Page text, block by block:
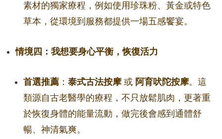
素材的獨家療程，例如使用珍珠粉、黃金或特色
草本，從環境到服務都提供一場五感饗宴。
情境四：我想要身心平衡，恢復活力
首選推薦 ： 泰式古法按摩或 阿育吠陀按摩。這
類源自古老醫學的療程，不只放鬆肌肉，更著重
於恢復身體的能量流動，做完後會感到通體舒
暢、神清氣爽。